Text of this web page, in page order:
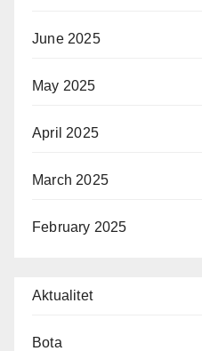
June 2025
May 2025
April 2025
March 2025
February 2025
Aktualitet
Bota